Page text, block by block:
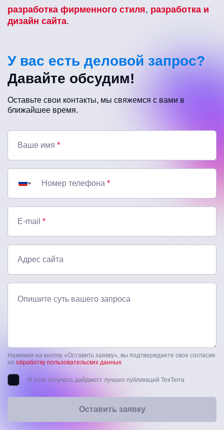
разработка фирменного стиля, разработка и
дизайн сайта.
У вас есть деловой запрос?
Давайте обсудим!
Оставьте свои контакты, мы свяжемся с вами в
ближайшее время.
Ваше имя *
Номер телефона *
E-mail *
Адрес сайта
Опишите суть вашего запроса
Нажимая на кнопку «Оставить заявку», вы подтверждаете свое согласие
на обработку пользовательских данных
Я хочу получать дайджест лучших публикаций TexTerra
Оставить заявку